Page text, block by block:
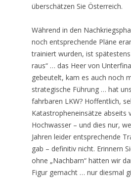
überschätzen Sie Österreich.
Während in den
noch entsprechende Pläne
trainiert wurden, ist
raus“ … das Heer von
gebeutelt, kam es auch noch
strategische Führung … hat
fahrbaren LKW? Hoffentlich,
Katastropheneinsätze abseits
Hochwasser – und dies nur,
Jahren leider entsprechende
gab – definitiv nicht. Erinnern
ohne „Nachbarn“ hätten wir
Figur gemacht … nur diesmal